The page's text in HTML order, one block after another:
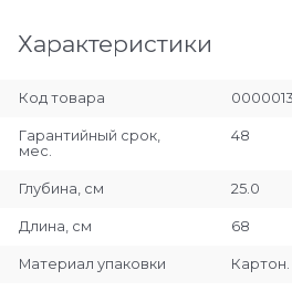
Характеристики
Код товара
Гарантийный срок,
мес.
48
Глубина, см 25.0
Длина, см 68
Материал упаковки